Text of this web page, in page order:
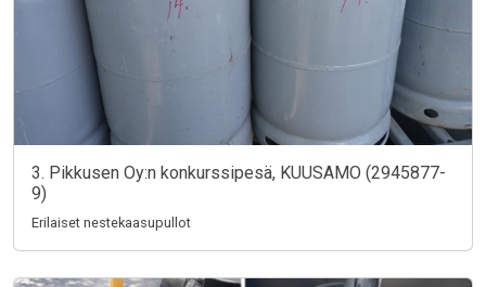
3. Pikkusen Oy:n konkurssipesä, KUUSAMO (2945877-
9)
Erilaiset nestekaasupullot